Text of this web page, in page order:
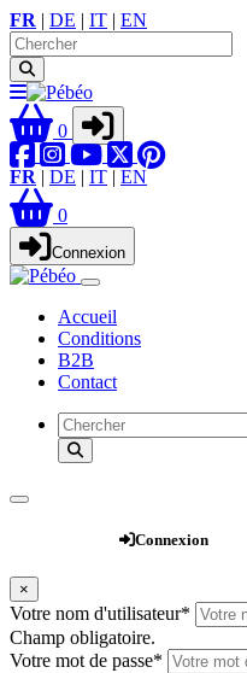
FR | DE | IT | EN
0
FR | DE | IT | EN
0
Connexion
Accueil
Conditions
B2B
Contact
Connexion
×
Votre nom d'utilisateur*
Champ obligatoire.
Votre mot de passe*